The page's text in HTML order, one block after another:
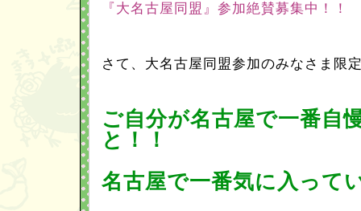
『大名古屋同盟』参加絶賛募集中！！
さて、大名古屋同盟参加のみなさま限
ご自分が名古屋で一番自
と！！
名古屋で一番気に入って